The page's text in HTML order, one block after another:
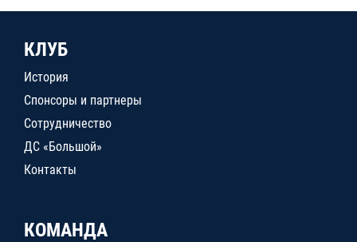
КЛУБ
История
Спонсоры и партнеры
Сотрудничество
ДС «Большой»
Контакты
КОМАНДА